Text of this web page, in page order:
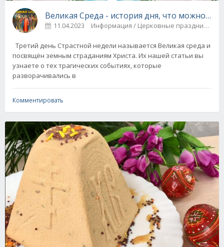
Великая Среда - история дня, что можно и
11.04.2023 Информация / Церковные праздники
Третий день Страстной недели называется Великая среда и
посвящён земным страданиям Христа. Их нашей статьи вы
узнаете о тех трагических событиях, которые
разворачивались в
Комментировать